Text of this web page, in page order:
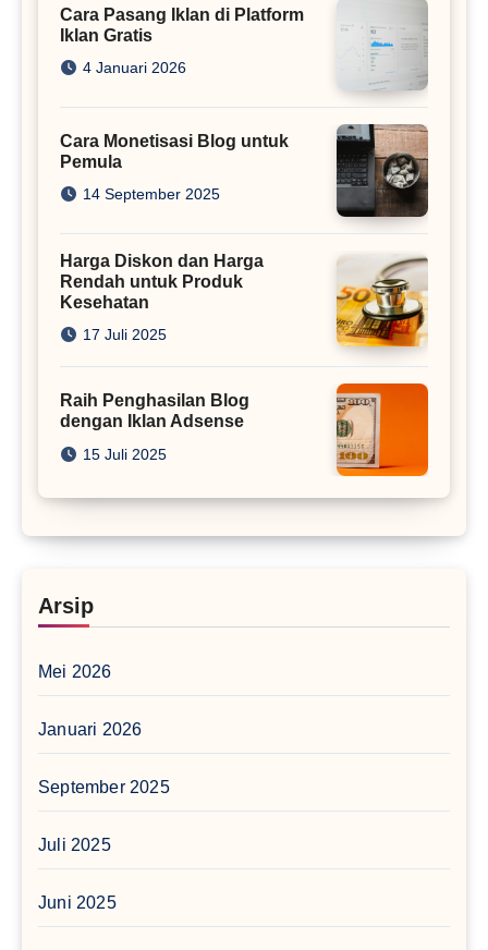
Cara Pasang Iklan di Platform
Iklan Gratis
4 Januari 2026
Cara Monetisasi Blog untuk
Pemula
14 September 2025
Harga Diskon dan Harga
Rendah untuk Produk
Kesehatan
17 Juli 2025
Raih Penghasilan Blog
dengan Iklan Adsense
15 Juli 2025
Arsip
Mei 2026
Januari 2026
September 2025
Juli 2025
Juni 2025